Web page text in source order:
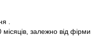
.
місяців, залежно від фірми